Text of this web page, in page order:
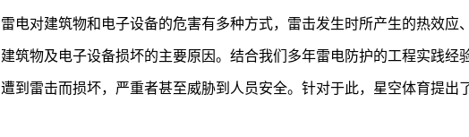
雷电对建筑物和电子设备的危害有多种方式，雷击发生时所产生的热效
建筑物及电子设备损坏的主要原因。结合我们多年雷电防护的工程实践
遭到雷击而损坏，严重者甚至威胁到人员安全。针对于此，星空体育提出